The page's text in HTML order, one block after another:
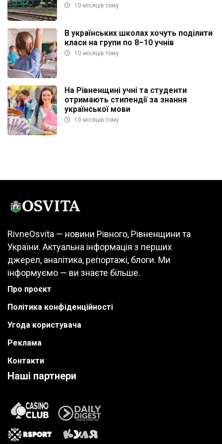
10 місяців тому
В українських школах хочуть поділити
класи на групи по 8–10 учнів
10 місяців тому
На Рівненщині учні та студенти
отримають стипендії за знання
української мови
10 місяців тому
RivneOsvita — новини Рівного, Рівненщини та
України. Актуальна інформація з перших
джерел, аналітика, репортажі, блоги. Ми
інформуємо — ви знаєте більше.
Про проєкт
Політика конфіденційності
Угода користувача
Реклама
Контакти
Наші партнери